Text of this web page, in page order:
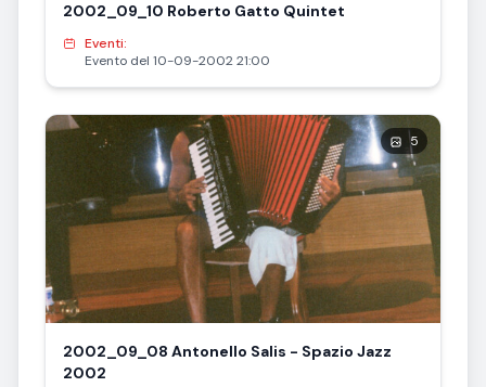
2002_09_10 Roberto Gatto Quintet
Eventi:
Evento del 10-09-2002 21:00
5
2002_09_08 Antonello Salis - Spazio Jazz
2002